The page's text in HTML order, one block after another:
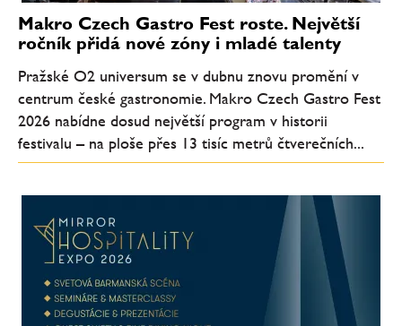
Makro Czech Gastro Fest roste. Největší
ročník přidá nové zóny i mladé talenty
Pražské O2 universum se v dubnu znovu promění v
centrum české gastronomie. Makro Czech Gastro Fest
2026 nabídne dosud největší program v historii
festivalu – na ploše přes 13 tisíc metrů čtverečních...